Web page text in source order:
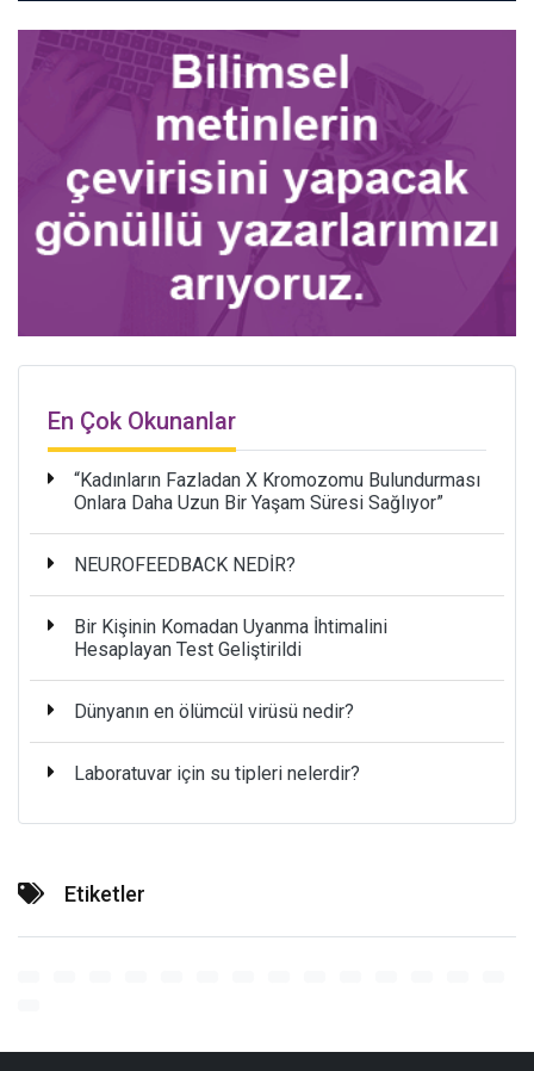
En Çok Okunanlar
“Kadınların Fazladan X Kromozomu Bulundurması
Onlara Daha Uzun Bir Yaşam Süresi Sağlıyor”
NEUROFEEDBACK NEDİR?
Bir Kişinin Komadan Uyanma İhtimalini
Hesaplayan Test Geliştirildi
Dünyanın en ölümcül virüsü nedir?
Laboratuvar için su tipleri nelerdir?
Etiketler